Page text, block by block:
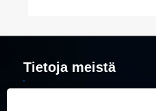
Tietoja meistä